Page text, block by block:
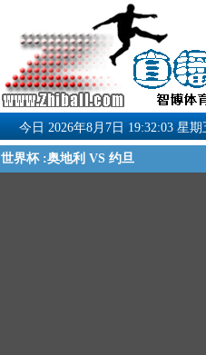
今日 2026年8月7日 19:32:04 星期
世界杯 :奥地利 VS 约旦